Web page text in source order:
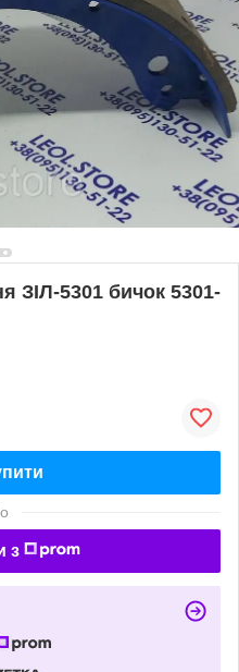
ЗІЛ-5301 бичок 5301-
з